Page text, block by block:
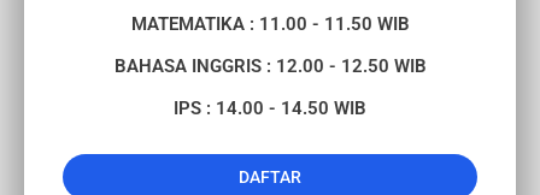
MATEMATIKA : 11.00 - 11.50 WIB
BAHASA INGGRIS : 12.00 - 12.50 WIB
IPS : 14.00 - 14.50 WIB
DAFTAR